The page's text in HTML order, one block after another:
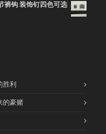
裤钩 装饰钉四色可选
胜利
的豪赌